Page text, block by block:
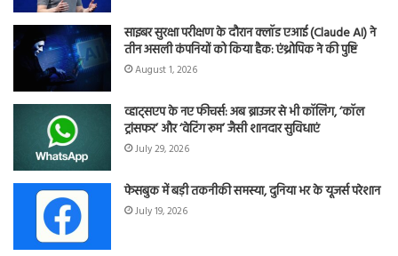
साइबर सुरक्षा परीक्षण के दौरान क्लॉड एआई (Claude AI) ने
तीन असली कंपनियों को किया हैक: एंथ्रोपिक ने की पुष्टि
August 1, 2026
व्हाट्सएप के नए फीचर्स: अब ब्राउजर से भी कॉलिंग, ‘कॉल
ट्रांसफर’ और ‘वेटिंग रूम’ जैसी शानदार सुविधाएं
July 29, 2026
फेसबुक में बड़ी तकनीकी समस्या, दुनिया भर के यूजर्स परेशान
July 19, 2026